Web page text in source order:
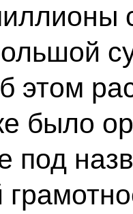
этом
было
под